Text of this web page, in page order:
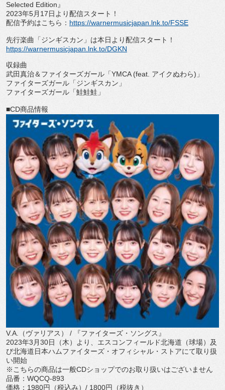
Selected Edition 』
2023年5月 17日より配信スタート！
配信予約はこちら： https://warnermusicjapan.lnk.to/FSSE
先行楽曲「ジンギスカン」は本日より配信スタート！
https://warnermusicjapan.lnk. to/DGKN
収録曲
武田真治＆ファイターズガール「YMCA (feat. アイクぬわら) 」
ファイターズガール「ジンギスカン」
ファイターズガール「鮭鮭鮭」
■CD商品情報
V.A. （ヴァリアス） /
『ファイターズ・ソングス』
2023年3月30日（木）より、エスコンフィールド北海道（球場）及
び北海道日本ハムファイターズ・オフィシャル・ ストアにて取り扱
い開始
※こちらの商品は一般CDショップでのお取り扱いはございません
品番： WQCQ-893
価格： 1980円（税込み） / 1800円（税抜き）